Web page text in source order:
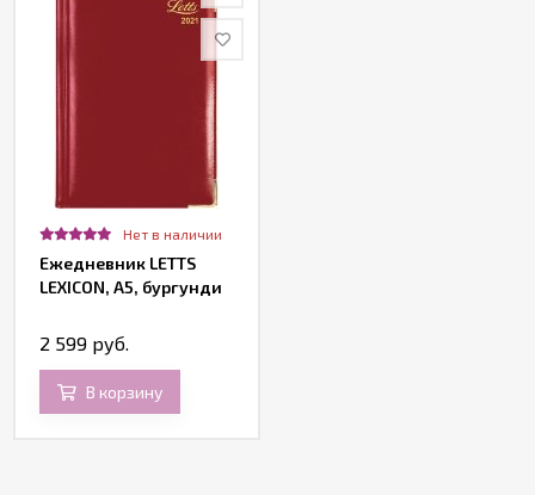
Нет в наличии
Ежедневник LETTS
LEXICON, A5, бургунди
2 599 руб.
В корзину